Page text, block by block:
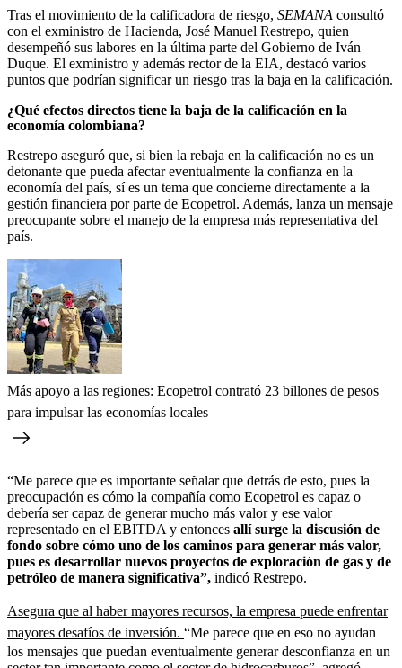
Tras el movimiento de la calificadora de riesgo, SEMANA consultó
con el exministro de Hacienda, José Manuel Restrepo, quien
desempeñó sus labores en la última parte del Gobierno de Iván
Duque. El exministro y además rector de la EIA, destacó varios
puntos que podrían significar un riesgo tras la baja en la calificación.
¿Qué efectos directos tiene la baja de la calificación en la
economía colombiana?
Restrepo aseguró que, si bien la rebaja en la calificación no es un
detonante que pueda afectar eventualmente la confianza en la
economía del país, sí es un tema que concierne directamente a la
gestión financiera por parte de Ecopetrol. Además, lanza un mensaje
preocupante sobre el manejo de la empresa más representativa del
país.
Más apoyo a las regiones: Ecopetrol contrató 23 billones de pesos
para impulsar las economías locales
“Me parece que es importante señalar que detrás de esto, pues la
preocupación es cómo la compañía como Ecopetrol es capaz o
debería ser capaz de generar mucho más valor y ese valor
representado en el EBITDA y entonces allí surge la discusión de
fondo sobre cómo uno de los caminos para generar más valor,
pues es desarrollar nuevos proyectos de exploración de gas y de
petróleo de manera significativa”, indicó Restrepo.
Asegura que al haber mayores recursos, la empresa puede enfrentar
mayores desafíos de inversión. “Me parece que en eso no ayudan
los mensajes que puedan eventualmente generar desconfianza en un